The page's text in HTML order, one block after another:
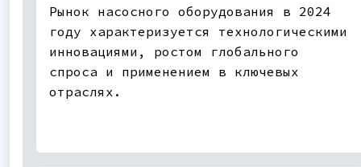
Рынок насосного оборудования в 2024
году характеризуется технологическими
инновациями, ростом глобального
спроса и применением в ключевых
отраслях.